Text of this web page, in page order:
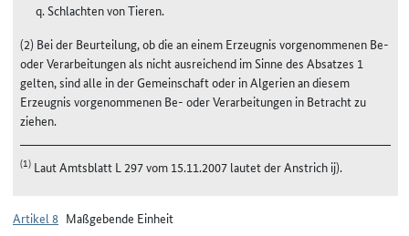
Schlachten von Tieren.
(2) Bei der Beurteilung, ob die an einem Erzeugnis vorgenommenen Be-
oder Verarbeitungen als nicht ausreichend im Sinne des Absatzes 1
gelten, sind alle in der Gemeinschaft oder in Algerien an diesem
Erzeugnis vorgenommenen Be- oder Verarbeitungen in Betracht zu
ziehen.
(1) Laut Amtsblatt L 297 vom 15.11.2007 lautet der Anstrich ij).
Artikel 8 Maßgebende Einheit